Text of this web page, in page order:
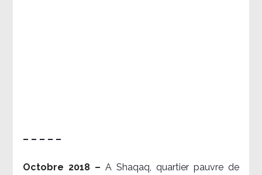
– – – – –
Octobre 2018 – A Shaqaq, quartier pauvre de